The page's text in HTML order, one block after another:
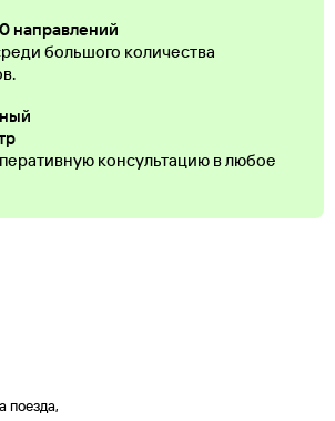
направлений
большого количества
консультацию в любое
поезда,